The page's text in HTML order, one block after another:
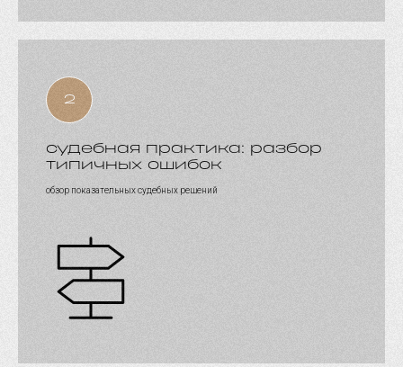
судебная практика: разбор
типичных ошибок
обзор показательных судебных решений